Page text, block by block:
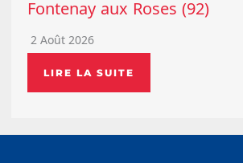
Fontenay aux Roses (92)
2 Août 2026
LIRE LA SUITE